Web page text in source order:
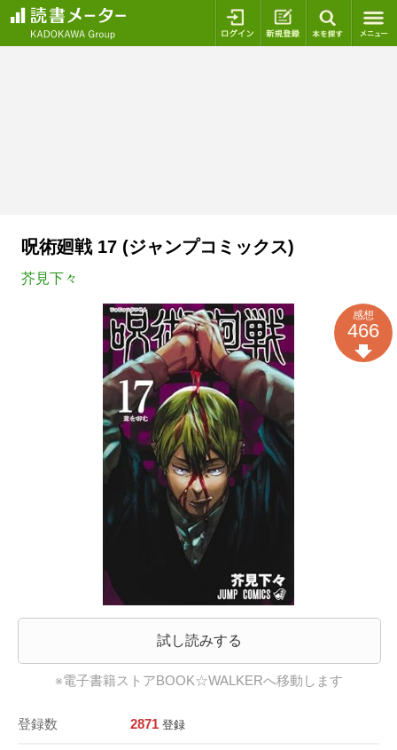
ログイン 新規登録
呪術廻戦 17 (ジャンプコミックス)
芥見下々
試し読みする
※電子書籍ストアBOOK☆WALKERへ移動します
登録数 2871 登録
感想
466